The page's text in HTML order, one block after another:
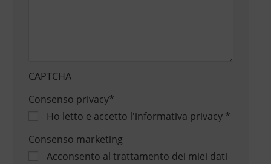
CAPTCHA
Consenso privacy*
Ho letto e accetto l'informativa privacy*
Consenso marketing
Acconsento al trattamento dei miei dati